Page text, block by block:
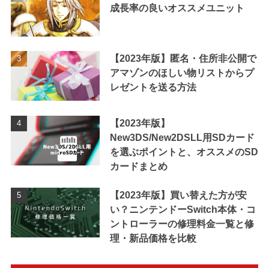
成長率の良いオススメユニット
【2023年版】匿名・住所非公開で
アマゾンのほしい物リストからプ
レゼントを送る方法
【2023年版】
New3DS/New2DSLL用SDカード
を選ぶポイントと、オススメのSD
カードまとめ
【2023年版】買い替えた方が安
い？ニンテンドーSwitch本体・コ
ントローラーの修理料金一覧と修
理・新品価格を比較